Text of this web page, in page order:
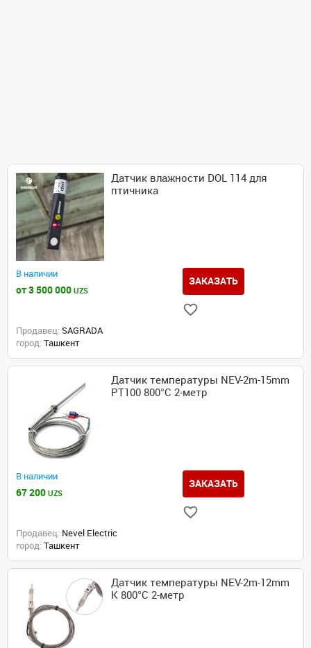
Датчик влажности DOL 114 для
птичника
В наличии
от 3 500 000 UZS
ЗАКАЗАТЬ
Продавец: SAGRADA
город: Ташкент
Датчик температуры NEV-2m-15mm
PT100 800°C 2-метр
В наличии
67 200 UZS
ЗАКАЗАТЬ
Продавец: Nevel Electric
город: Ташкент
Датчик температуры NEV-2m-12mm
K 800°C 2-метр